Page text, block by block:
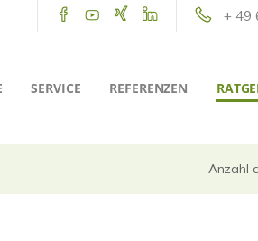
+ 49
SERVICE REFERENZEN
Anzahl